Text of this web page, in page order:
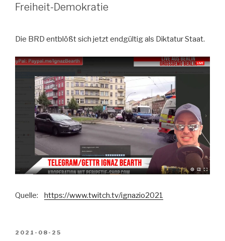
Freiheit-Demokratie
Die BRD entblößt sich jetzt endgültig als Diktatur Staat.
Quelle: https://www.twitch.tv/ignazio2021
VERÖFFENTLICHT
2021-08-25